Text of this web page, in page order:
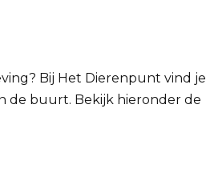
Bij Het Dierenpunt vind je
de buurt. Bekijk hieronder de